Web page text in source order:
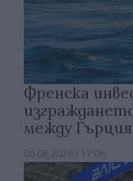
Френска
между
06.08.2026 / 17:06